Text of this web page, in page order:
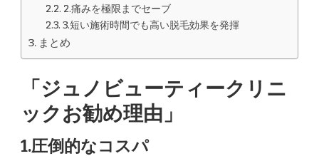
2.痛みを極限までセーブ
3.短い施術時間でも高い脱毛効果を発揮
まとめ
「ジュノビューティークリニ
ックお勧め理由」
1.圧倒的なコスパ